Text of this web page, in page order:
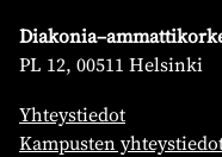
PL 12, 00511 Helsinki
Yhteystiedot
Kampusten